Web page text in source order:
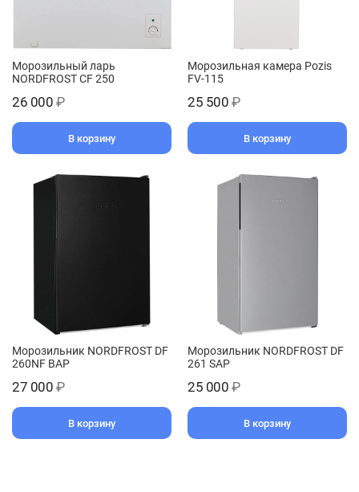
Морозильный ларь
NORDFROST CF 250
26 000 ₽
В корзину
Морозильная камера Pozis
FV-115
25 500 ₽
В корзину
Морозильник NORDFROST DF
260NF BAP
27 000 ₽
В корзину
Морозильник NORDFROST DF
261 SAP
25 000 ₽
В корзину